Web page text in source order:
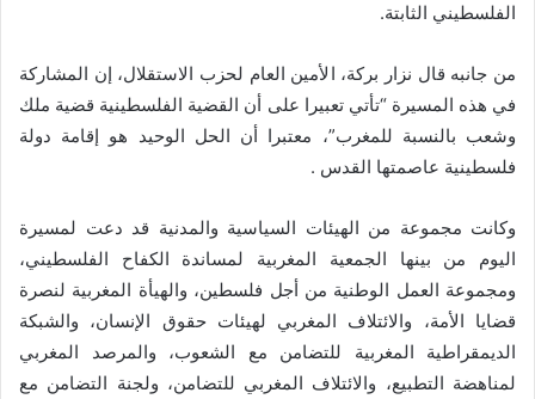
الفلسطيني الثابتة.
من جانبه قال نزار بركة، الأمين العام لحزب الاستقلال، إن المشاركة
في هذه المسيرة “تأتي تعبيرا على أن القضية الفلسطينية قضية ملك
وشعب بالنسبة للمغرب”، معتبرا أن الحل الوحيد هو إقامة دولة
فلسطينية عاصمتها القدس .
وكانت مجموعة من الهيئات السياسية والمدنية قد دعت لمسيرة
اليوم من بينها الجمعية المغربية لمساندة الكفاح الفلسطيني،
ومجموعة العمل الوطنية من أجل فلسطين، والهيأة المغربية لنصرة
قضايا الأمة، والائتلاف المغربي لهيئات حقوق الإنسان، والشبكة
الديمقراطية المغربية للتضامن مع الشعوب، والمرصد المغربي
لمناهضة التطبيع، والائتلاف المغربي للتضامن، ولجنة التضامن مع